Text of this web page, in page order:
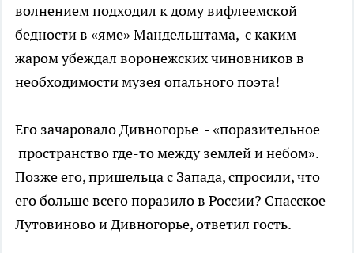
волнением подходил к дому вифлеемской
бедности в «яме» Мандельштама, с каким
жаром убеждал воронежских чиновников в
необходимости музея опального поэта!
Его зачаровало Дивногорье - «поразительное
пространство где-то между землей и небом».
Позже его, пришельца с Запада, спросили, что
его больше всего поразило в России? Спасское-
Лутовиново и Дивногорье, ответил гость.